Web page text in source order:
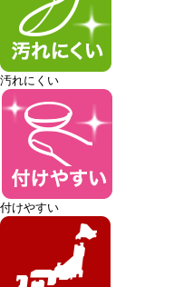
汚れにくい
付けやすい